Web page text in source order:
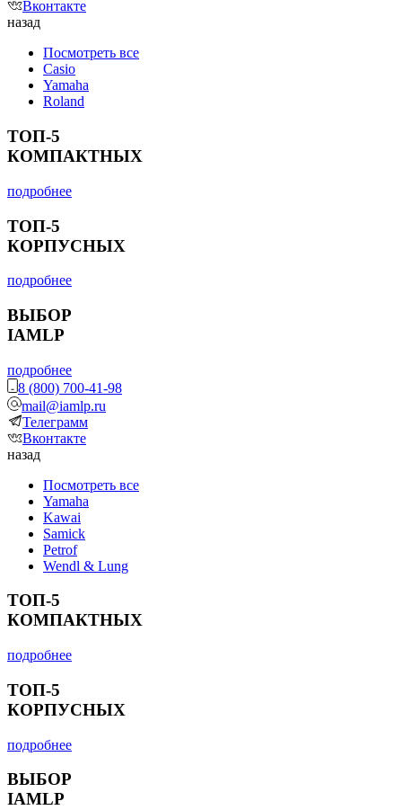
Вконтакте
назад
Посмотреть все
Casio
Yamaha
Roland
ТОП-5
КОМПАКТНЫХ
подробнее
ТОП-5
КОРПУСНЫХ
подробнее
ВЫБОР
IAMLP
подробнее
8 (800) 700-41-98
mail@iamlp.ru
Телеграмм
Вконтакте
назад
Посмотреть все
Yamaha
Kawai
Samick
Petrof
Wendl & Lung
ТОП-5
КОМПАКТНЫХ
подробнее
ТОП-5
КОРПУСНЫХ
подробнее
ВЫБОР
IAMLP